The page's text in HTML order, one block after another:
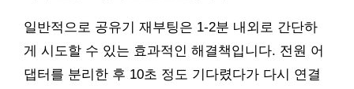
일반적으로 공유기 재부팅은 1-2분 내외로 간단하
게 시도할 수 있는 효과적인 해결책입니다. 전원 어
댑터를 분리한 후 10초 정도 기다렸다가 다시 연결